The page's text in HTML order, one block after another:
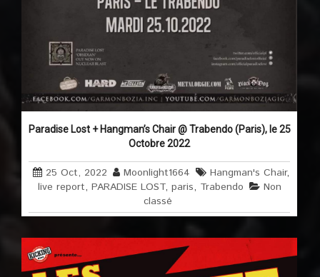
Paradise Lost + Hangman’s Chair @ Trabendo (Paris), le 25
Octobre 2022
25 Oct, 2022 Moonlight1664 Hangman's Chair,
live report, PARADISE LOST, paris, Trabendo
Non
classé